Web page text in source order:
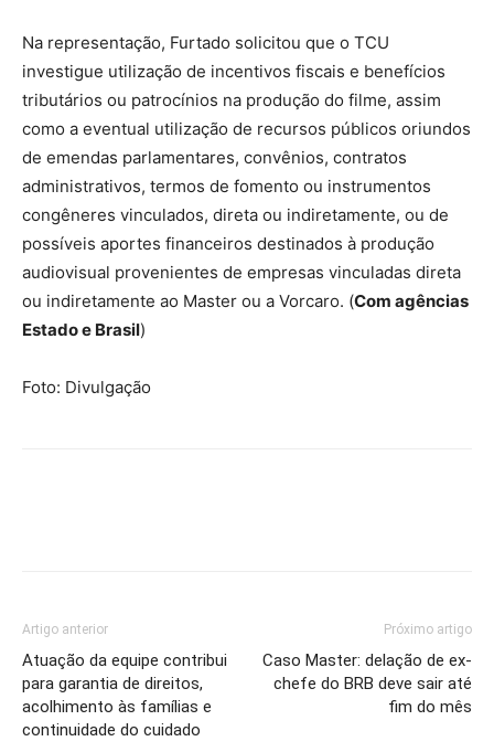
Na representação, Furtado solicitou que o TCU
investigue utilização de incentivos fiscais e benefícios
tributários ou patrocínios na produção do filme, assim
como a eventual utilização de recursos públicos oriundos
de emendas parlamentares, convênios, contratos
administrativos, termos de fomento ou instrumentos
congêneres vinculados, direta ou indiretamente, ou de
possíveis aportes financeiros destinados à produção
audiovisual provenientes de empresas vinculadas direta
ou indiretamente ao Master ou a Vorcaro. (Com agências
Estado e Brasil)
Foto: Divulgação
Artigo anterior
Atuação da equipe contribui
para garantia de direitos,
acolhimento às famílias e
continuidade do cuidado
Próximo artigo
Caso Master: delação de ex-
chefe do BRB deve sair até
fim do mês